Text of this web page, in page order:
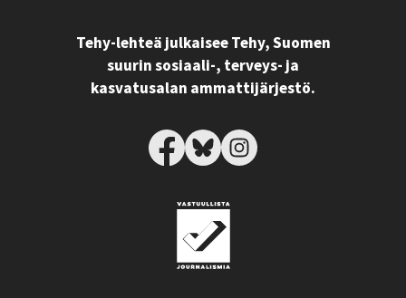
Tehy-lehteä julkaisee Tehy, Suomen
suurin sosiaali-, terveys- ja
kasvatusalan ammattijärjestö.